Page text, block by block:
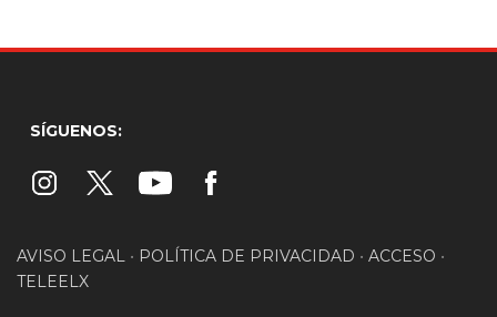
SÍGUENOS:
AVISO LEGAL • POLÍTICA DE PRIVACIDAD • ACCESO •
TELEELX